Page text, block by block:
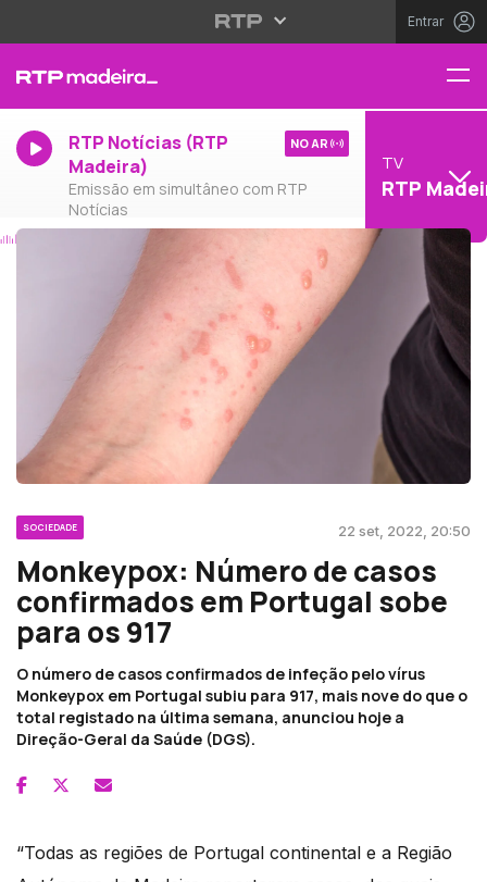
Entrar
RTP Notícias (RTP
Madeira)
Emissão em simultâneo com RTP
Notícias
NO AR
TV
RTP
SOCIEDADE 22 set, 2022, 20:50
Monkeypox: Número de casos
confirmados em Portugal sobe
para os 917
O número de casos confirmados de infeção pelo vírus
Monkeypox em Portugal subiu para 917, mais nove do que o
total registado na última semana, anunciou hoje a
Direção-Geral da Saúde (DGS).
“Todas as regiões de Portugal continental e a Região